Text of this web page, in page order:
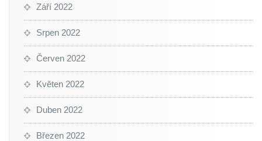
Září 2022
Srpen 2022
Červen 2022
Květen 2022
Duben 2022
Březen 2022